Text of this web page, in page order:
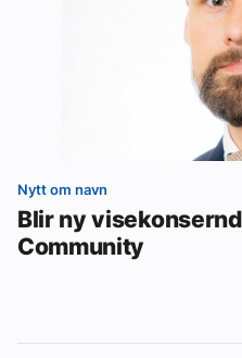
Nytt om navn
Blir ny
Community